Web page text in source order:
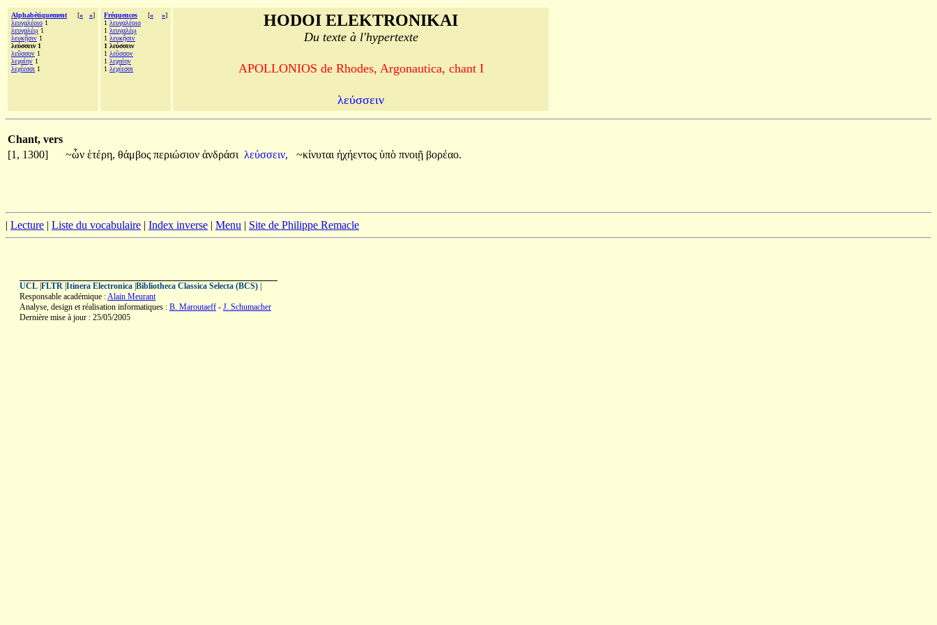
Alphabétiquement [« »]
λευγαλέοιο 1
λευγαλέῳ 1
λευκῇσιν 1
λεύσσειν 1
λεῦσσον 1
λεχαίην 1
λεχέεσσι 1
Fréquences [« »]
1 λευγαλέοιο
1 λευγαλέῳ
1 λευκῇσιν
1 λεύσσειν
1 λεῦσσον
1 λεχαίην
1 λεχέεσσι
HODOI ELEKTRONIKAI
Du texte à l'hypertexte
APOLLONIOS de Rhodes, Argonautica, chant I
λεύσσειν
Chant, vers
[1, 1300]
~ὧν ἑτέρη, θάμβος περιώσιον ἀνδράσι λεύσσειν, ~κίνυται ἠχήεντος ὑπὸ πνοιῇ βορέαο.
| Lecture | Liste du vocabulaire | Index inverse | Menu | Site de Philippe Remacle
UCL FLTR Itinera Electronica Bibliotheca Classica Selecta (BCS)
Responsable académique :Alain Meurant
Analyse, design et réalisation informatiques : B. Maroutaeff - J. Schumacher
Dernière mise à jour : 25/05/2005